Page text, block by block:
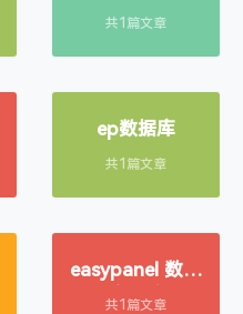
共1篇文章
ep数据库
共1篇文章
easypanel 数据
库迁移
共1篇文章